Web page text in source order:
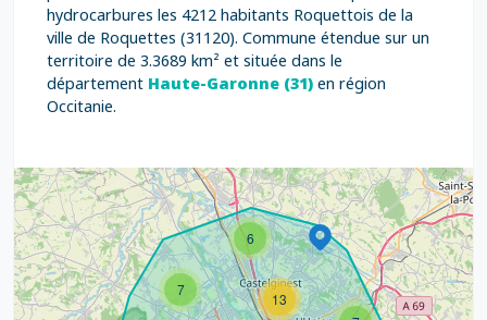
hydrocarbures les 4212 habitants Roquettois de la
ville de Roquettes (31120). Commune étendue sur un
territoire de 3.3689 km² et située dans le
département Haute-Garonne (31) en région
Occitanie.
7
6
13